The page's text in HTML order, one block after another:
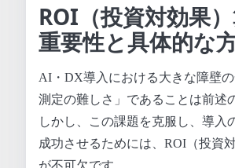
ROI（投資対効果
重要性と具体的な
AI・DX導入における大きな障壁
測定の難しさ」であることは前述
しかし、この課題を克服し、導入
成功させるためには、ROI（投資
が不可欠です。